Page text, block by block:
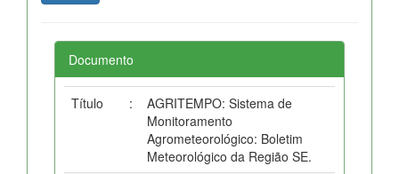
Documento
Título :
AGRITEMPO: Sistema de
Monitoramento
Agrometeorológico: Boletim
Meteorológico da Região SE.